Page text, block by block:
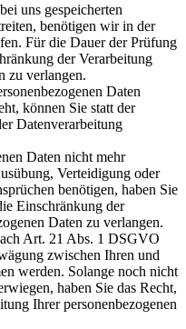
uns gespeicherten
benötigen wir in der
Für die Dauer der Prüfung
der Verarbeitung
zu verlangen.
Daten
können Sie statt der
Datenverarbeitung
Daten nicht mehr
Verteidigung oder
benötigen, haben Sie
Einschränkung der
Daten zu verlangen.
Art. 21 Abs. 1 DSGVO
zwischen Ihren und
werden. Solange noch nicht
haben Sie das Recht,
Ihrer personenbezogenen